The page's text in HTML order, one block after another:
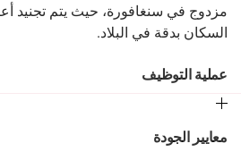
مزدوج في سنغافورة، حيث يتم تجنيد
السكان بدقة في البلاد.
عملية التوظيف
معايير الجودة